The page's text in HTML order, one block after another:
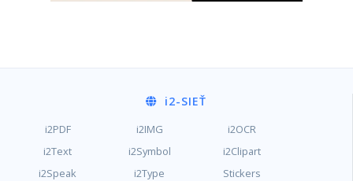
i2-SIEŤ
i2PDF i2IMG
i2OCR
i2Text
i2Symbol
i2Clipart
i2Speak
i2Type Stickers